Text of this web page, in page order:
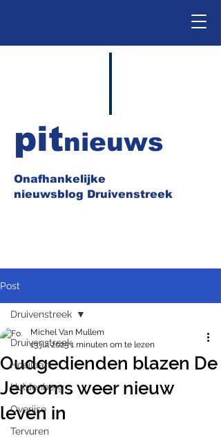
Onafhankelijke
nieuwsblog Druivenstreek
pitnieuws
Post
Druivenstreek
Hoeilaart
Huldenberg
Overijse
Tervuren
Druivenstreek
Oudgedienden blazen De
Jerooms weer nieuw
leven in
Michel Van Mullem
13 jul 20251 minuten om te lezen